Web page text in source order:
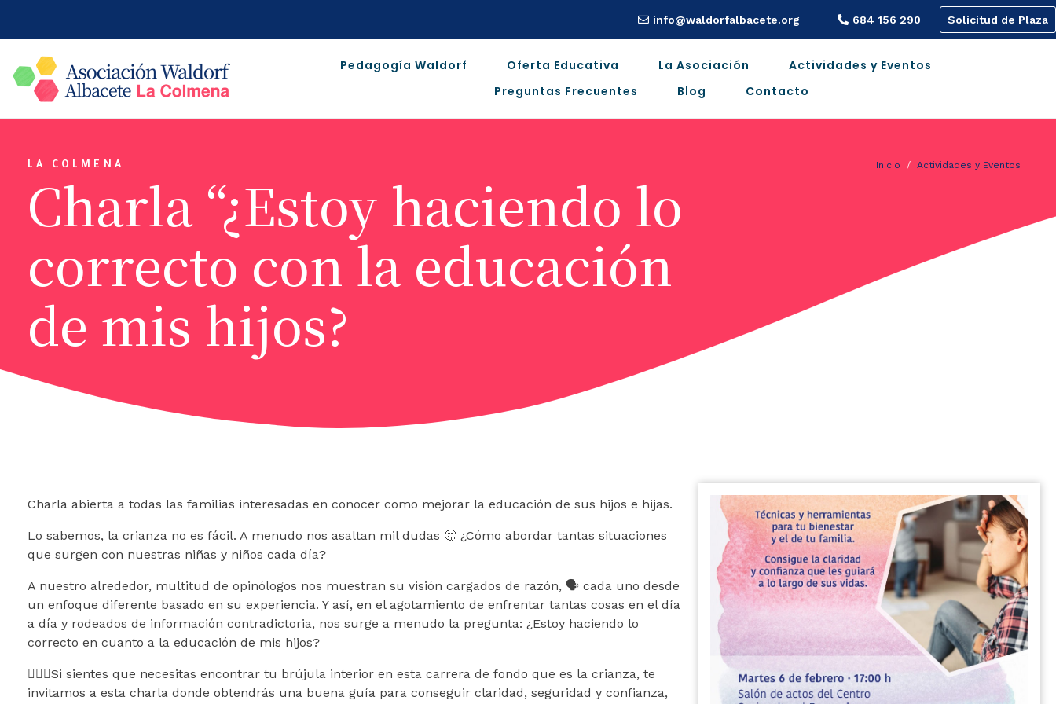
info@waldorfalbacete.org 684 156 290 Solicitud de Plaza
Pedagogía Waldorf Oferta Educativa La Asociación
Actividades y Eventos
Preguntas Frecuentes
Blog Contacto
LA COLMENA
Charla “¿Estoy haciendo lo
correcto con la educación
de mis hijos?
Inicio Actividades y Eventos
Charla abierta a todas las familias interesadas en conocer como mejorar la educación de sus hijos e hijas.
Lo sabemos, la crianza no es fácil. A menudo nos asaltan mil dudas 🤔 ¿Cómo abordar tantas situaciones
que surgen con nuestras niñas y niños cada día?
A nuestro alrededor, multitud de opinólogos nos muestran su visión cargados de razón, 🗣️ cada uno desde
un enfoque diferente basado en su experiencia. Y así, en el agotamiento de enfrentar tantas cosas en el día
a día y rodeados de información contradictoria, nos surge a menudo la pregunta: ¿Estoy haciendo lo
correcto en cuanto a la educación de mis hijos?
🧘🏻‍♀️Si sientes que necesitas encontrar tu brújula interior en esta carrera de fondo que es la crianza, te
invitamos a esta charla donde obtendrás una buena guía para conseguir claridad, seguridad y confianza,